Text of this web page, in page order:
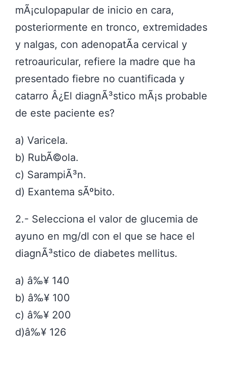
mÃ¡culopapular de inicio en cara,
posteriormente en tronco, extremidades
y nalgas, con adenopatÃ­a cervical y
retroauricular, refiere la madre que ha
presentado fiebre no cuantificada y
catarro Â¿El diagnÃ³stico mÃ¡s probable
de este paciente es?
a) Varicela.
b) RubÃ©ola.
c) SarampiÃ³n.
d) Exantema sÃºbito.
2.- Selecciona el valor de glucemia de
ayuno en mg/dl con el que se hace el
diagnÃ³stico de diabetes mellitus.
a) â‰¥ 140
b) â‰¥ 100
c) â‰¥ 200
d)â‰¥ 126